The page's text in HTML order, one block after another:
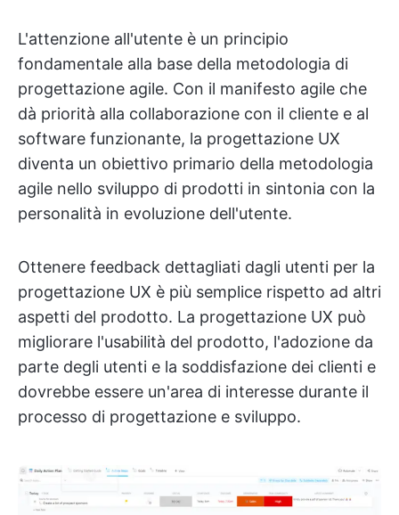
L'attenzione all'utente è un principio
fondamentale alla base della metodologia di
progettazione agile. Con il manifesto agile che
dà priorità alla collaborazione con il cliente e al
software funzionante, la progettazione UX
diventa un obiettivo primario della metodologia
agile nello sviluppo di prodotti in sintonia con la
personalità in evoluzione dell'utente.
Ottenere feedback dettagliati dagli utenti per la
progettazione UX è più semplice rispetto ad altri
aspetti del prodotto. La progettazione UX può
migliorare l'usabilità del prodotto, l'adozione da
parte degli utenti e la soddisfazione dei clienti e
dovrebbe essere un'area di interesse durante il
processo di progettazione e sviluppo.